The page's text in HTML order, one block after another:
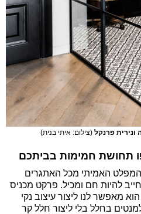
ונירית פרנקל (צילום: איתי בנית)
תחושת חמימות בביתכם
המפלט האמיתי מכל האתגרים
להיות חם ומכיל. פרקט מכניס
מאפשר לנו ליצור עיצוב נקי
בחלל בלי ליצור חלל קר